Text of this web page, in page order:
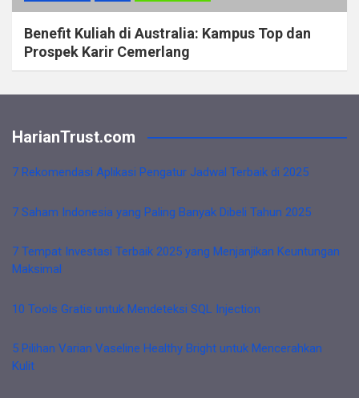
Benefit Kuliah di Australia: Kampus Top dan
Prospek Karir Cemerlang
HarianTrust.com
7 Rekomendasi Aplikasi Pengatur Jadwal Terbaik di 2025
7 Saham Indonesia yang Paling Banyak Dibeli Tahun 2025
7 Tempat Investasi Terbaik 2025 yang Menjanjikan Keuntungan
Maksimal
10 Tools Gratis untuk Mendeteksi SQL Injection
5 Pilihan Varian Vaseline Healthy Bright untuk Mencerahkan
Kulit